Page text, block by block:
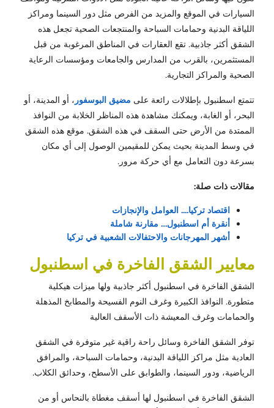
السيارات في الموقع والمزيد من الفرص مثل دور السينما ومراكز
اللياقة البدنية وحمامات السباحة والمنتجعات الصحية تجعل هذه
الشقق أكثر جاذبية. تقع العقارات في المناطق المرغوبة من قبل
المستثمرين، بالقرب من المدارس والجامعات ومؤسسات الرعاية
الصحية والمراكز التجارية.
تتمتع اسطنبول بإطلالات رائعة على مضيق البوسفور ، أو المدينة، أو
البحر، أو الغابة، ويمكنك مشاهدة هذه المناظر الخلابة من النوافذ
الممتدة من الأرض حتى السقف في هذه الشقق. موقع هذه الشقق
في وسط المدينة بحيث يمكن للمقيمين الوصول إلى أي مكان
بسرعة دون التعامل مع أي حركة مرور.
مقالات ذات صلة:
اقتصاد تركيا.... العوامل والإنجازات
أنقرة أم اسطنبول… مقارنة شاملة
أشهر المهرجانات والاحتفالات الشعبية في تركيا
معايير الشقق الفاخرة في اسطنبول
الشقق الفاخرة في اسطنبول أكثر جاذبية ولها ميزات هيكلية
متطورة. النوافذ الكبيرة وغرف النوم الفسيحة والمطابخ المذهلة
والحمامات وغرف المعيشة ذات الأسقف العالية
توفر الشقق الفاخرة وسائل راحة راقية غير متوفرة في الشقق
العادية مثل مراكز اللياقة البدنية، وحمامات السباحة، والمرافق
الرياضية، ودور السينما، والطوابق على الأسطح، وحدائق الكلاب.
الشقق الفاخرة في اسطنبول لها أسقف مغطاة بالنحاس أو من